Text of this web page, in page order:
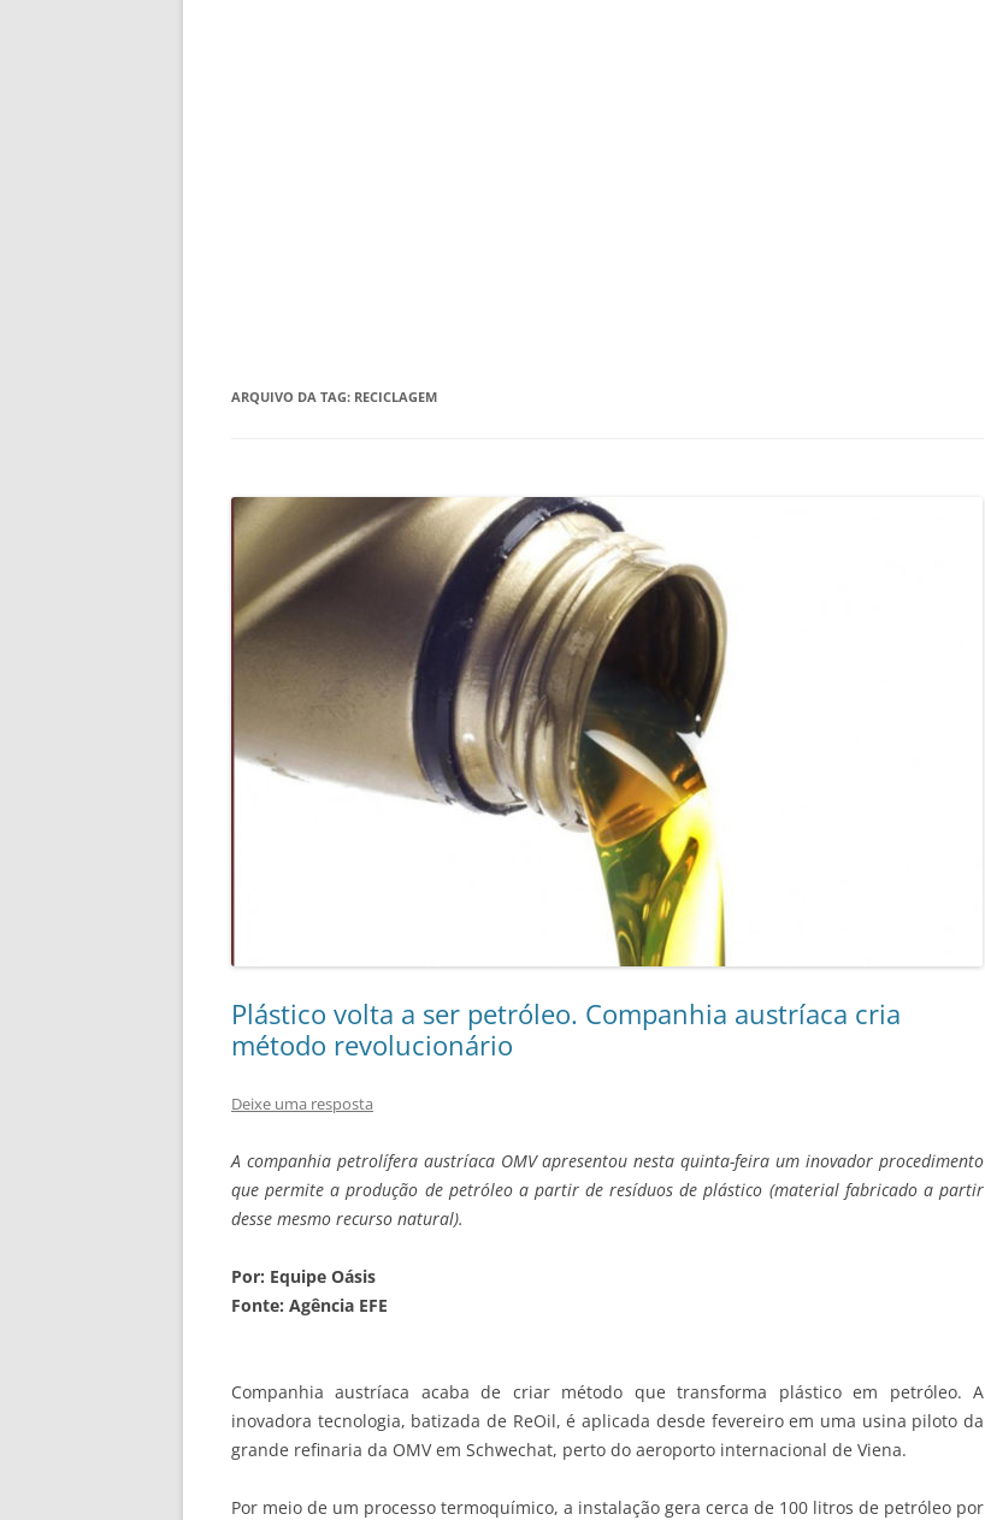
ARQUIVO DA TAG: RECICLAGEM
Plástico volta a ser petróleo. Companhia austríaca cria
método revolucionário
Deixe uma resposta
A companhia petrolífera austríaca OMV apresentou nesta quinta-feira um inovador procedimento
que permite a produção de petróleo a partir de resíduos de plástico (material fabricado a partir
desse mesmo recurso natural).
Por: Equipe Oásis
Fonte: Agência EFE
Companhia austríaca acaba de criar método que transforma plástico em petróleo. A
inovadora tecnologia, batizada de ReOil, é aplicada desde fevereiro em uma usina piloto da
grande refinaria da OMV em Schwechat, perto do aeroporto internacional de Viena.
Por meio de um processo termoquímico, a instalação gera cerca de 100 litros de petróleo por